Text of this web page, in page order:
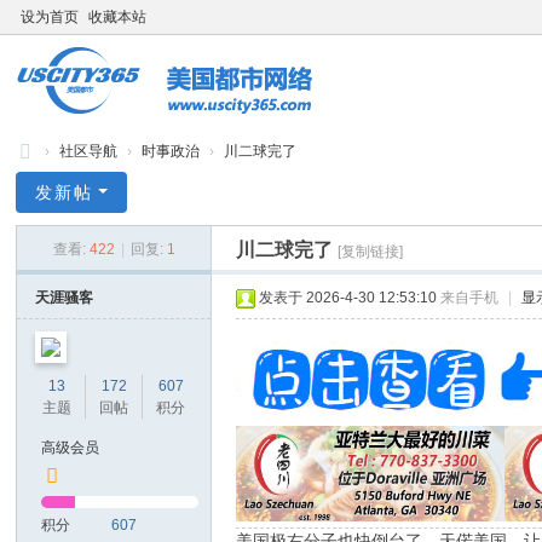
设为首页 收藏本站
s.
y3
65
› 社区导航 › 时事政治 › 川二球完了
发新帖
查看: 422 回复: 1 川二球完了 [复制链接]
天涯骚客
13
主题
172
回帖
607
积分
高级会员
积分 607
发表于 2026-4-30 12:53:10 来自手机 显